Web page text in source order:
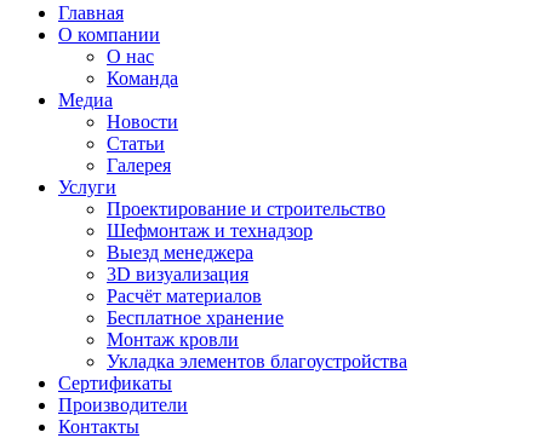
Главная
О компании
О нас
Команда
Медиа
Новости
Статьи
Галерея
Услуги
Проектирование и строительство
Шефмонтаж и технадзор
Выезд менеджера
3D визуализация
Расчёт материалов
Бесплатное хранение
Монтаж кровли
Укладка элементов благоустройства
Сертификаты
Производители
Контакты